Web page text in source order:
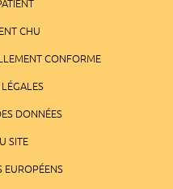
CHU
CONFORME
DONNÉES
SITE
EUROPÉENS